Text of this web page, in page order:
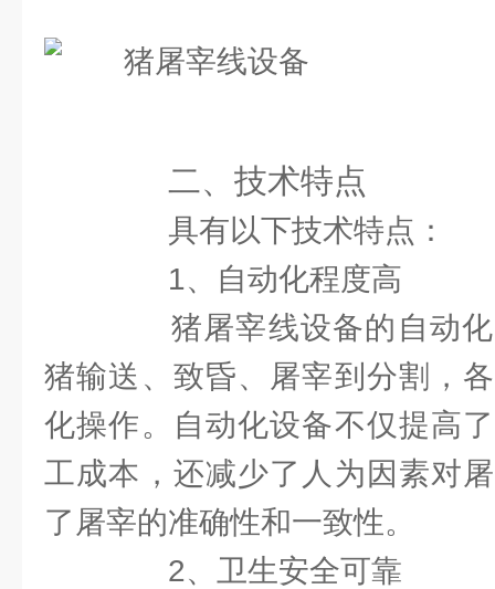
二、技术特点
具有以下技术特点：
1、自动化程度高
猪屠宰线设备的自动化
猪输送、致昏、屠宰到分割，
化操作。自动化设备不仅提高
工成本，还减少了人为因素对
了屠宰的准确性和一致性。
2、卫生安全可靠